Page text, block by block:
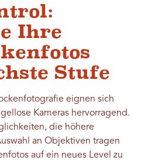
Ihre
Stufe
eignen sich
Kameras hervorragend.
die höhere
an Objektiven tragen
auf ein neues Level zu